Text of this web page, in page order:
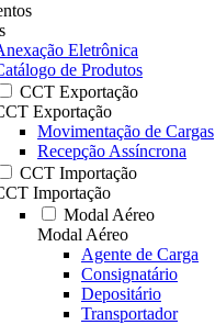
Eletrônica
de Produtos
CCT Exportação
Exportação
Movimentação de Cargas
Recepção Assíncrona
CCT Importação
Importação
Modal Aéreo
Modal Aéreo
Agente de Carga
Consignatário
Depositário
Transportador